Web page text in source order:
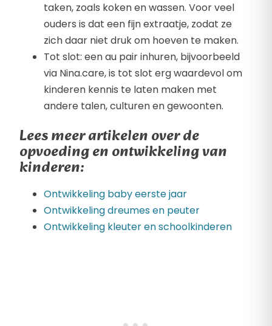
taken, zoals koken en wassen. Voor veel
ouders is dat een fijn extraatje, zodat ze
zich daar niet druk om hoeven te maken.
Tot slot: een au pair inhuren, bijvoorbeeld
via Nina.care, is tot slot erg waardevol om
kinderen kennis te laten maken met
andere talen, culturen en gewoonten.
Lees meer artikelen over de
opvoeding en ontwikkeling van
kinderen:
Ontwikkeling baby eerste jaar
Ontwikkeling dreumes en peuter
Ontwikkeling kleuter en schoolkinderen